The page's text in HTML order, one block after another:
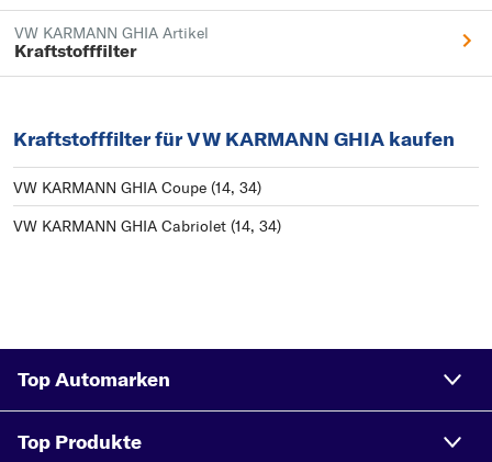
VW KARMANN GHIA Artikel
Kraftstofffilter
Kraftstofffilter für VW KARMANN GHIA kaufen
VW KARMANN GHIA Coupe (14, 34)
VW KARMANN GHIA Cabriolet (14, 34)
Top Automarken
Top Produkte